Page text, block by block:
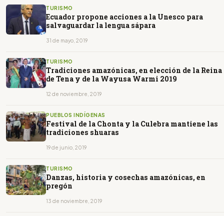
TURISMO
Ecuador propone acciones a la Unesco para
salvaguardar la lengua sápara
31 de mayo, 2019
TURISMO
Tradiciones amazónicas, en elección de la Reina
de Tena y de la Wayusa Warmi 2019
12 de noviembre, 2019
PUEBLOS INDÍGENAS
Festival de la Chonta y la Culebra mantiene las
tradiciones shuaras
19 de junio, 2019
TURISMO
Danzas, historia y cosechas amazónicas, en
pregón
13 de noviembre, 2019